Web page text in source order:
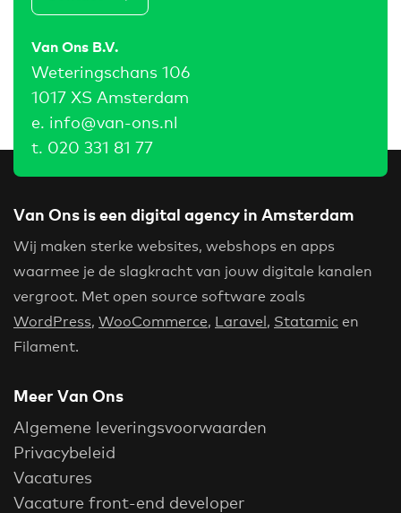
Van Ons B.V.
Weteringschans 106
1017 XS Amsterdam
e. info@van-ons.nl
t. 020 331 81 77
Van Ons is een digital agency in Amsterdam
Wij maken sterke websites, webshops en apps
waarmee je de slagkracht van jouw digitale kanalen
vergroot. Met open source software zoals
WordPress, WooCommerce, Laravel, Statamic en
Filament.
Meer Van Ons
Algemene leveringsvoorwaarden
Privacybeleid
Vacatures
Vacature front-end developer